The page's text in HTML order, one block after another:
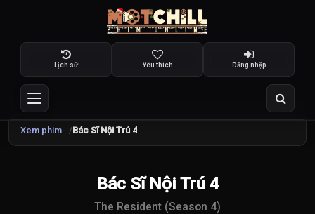
Lịch sử Yêu thích Đăng nhập
Xem phim Bác Sĩ Nội Trú 4
Bác Sĩ Nội Trú 4
The Resident (Season 4)